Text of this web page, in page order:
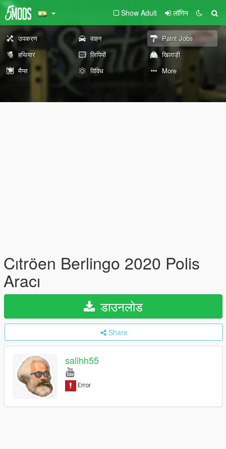
Show Adult लॉगिन
उपकरण वाहन
Paint Jobs
हथियार
लिपियों
खिलाड़ी
मैप्स
विविध More
Cıtröen Berlingo 2020 Polis
Aracı
डाउनलोड
Share
salihh55